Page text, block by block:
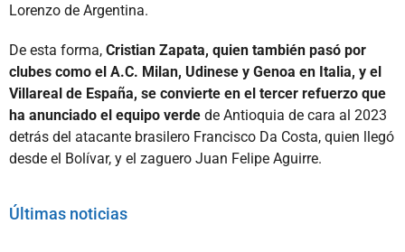
Lorenzo de Argentina.
De esta forma, Cristian Zapata, quien también pasó por
clubes como el A.C. Milan, Udinese y Genoa en Italia, y el
Villareal de España, se convierte en el tercer refuerzo que
ha anunciado el equipo verde de Antioquia de cara al 2023
detrás del atacante brasilero Francisco Da Costa, quien llegó
desde el Bolívar, y el zaguero Juan Felipe Aguirre.
Últimas noticias